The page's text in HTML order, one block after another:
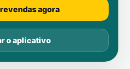
agora
o aplicativo